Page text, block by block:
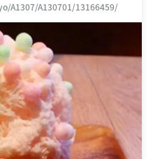
A1307/A130701/13166459/